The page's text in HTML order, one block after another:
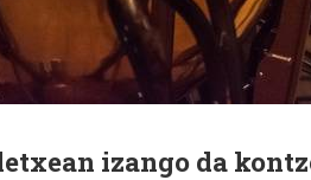
izango da